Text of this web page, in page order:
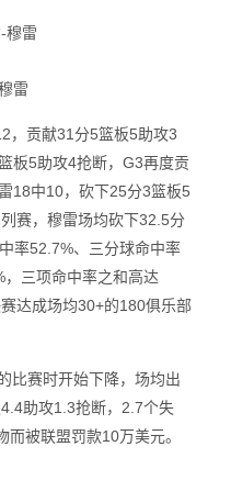
雷
贡献31分5篮板5助攻3
板5助攻4抢断，G3再度贡
18中10，砍下25分3篮板5
赛，穆雷场均砍下32.5分
率52.7%、三分球命中率
三项命中率之和高达
达成场均30+的180俱乐部
赛时开始下降，场均出
助攻1.3抢断，2.7个失
被联盟罚款10万美元。